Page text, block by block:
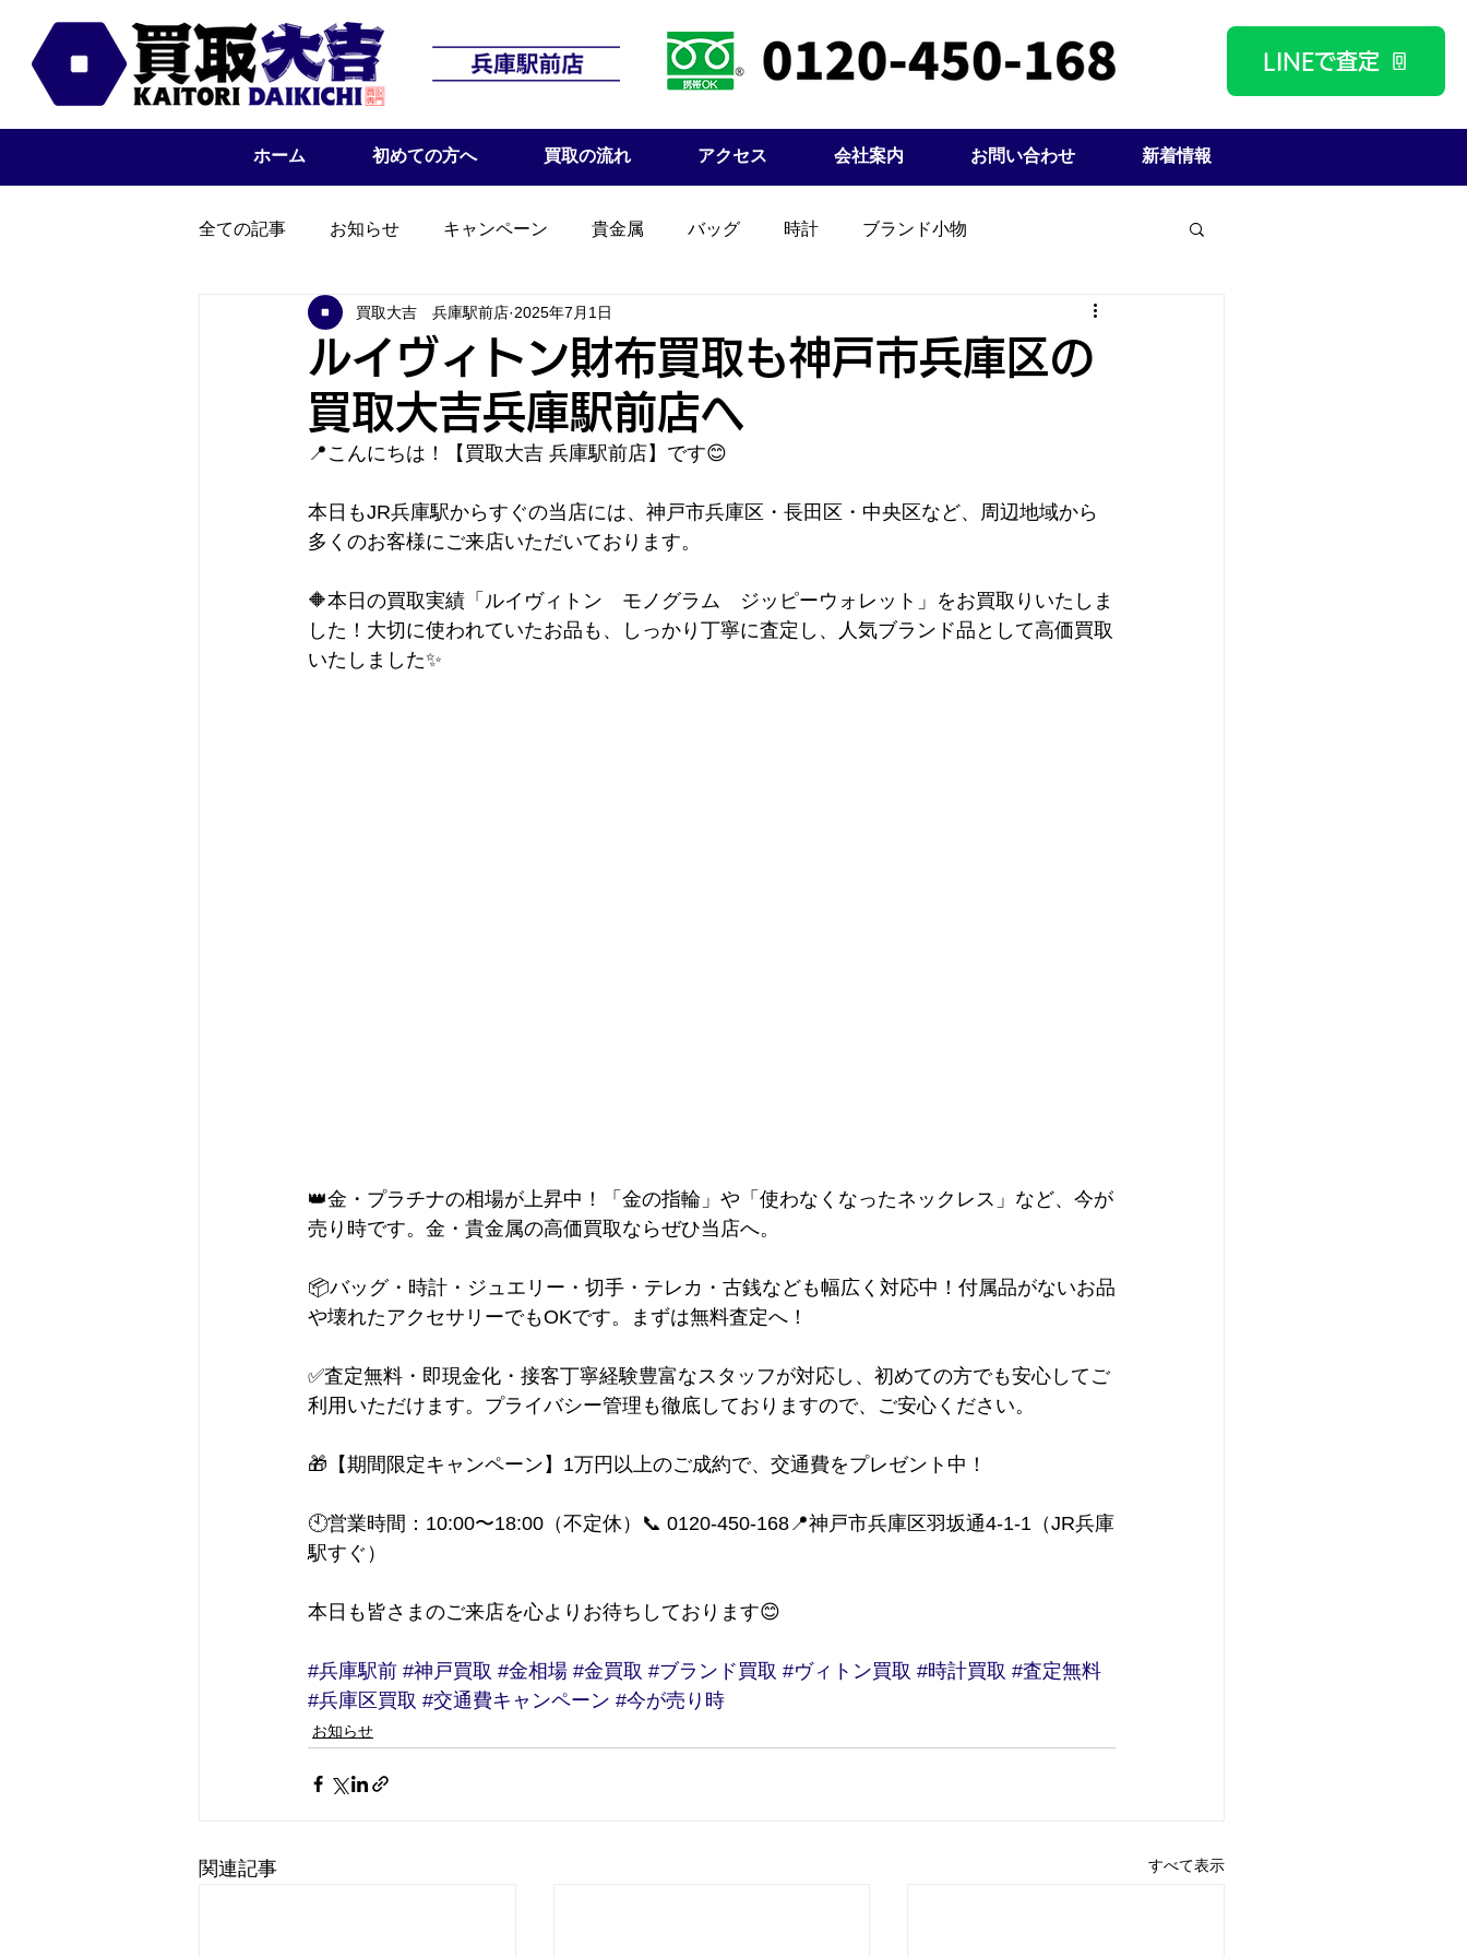
LINEで査定
ホーム 初めての方へ 買取の流れ アクセス 会社案内 お問い合わせ 新着情報
全ての記事 お知らせ キャンペーン 貴金属 バッグ 時計 ブランド小物
ルイヴィトン財布買取も神戸市兵庫区の
買取大吉兵庫駅前店へ
買取大吉 兵庫駅前店 2025年7月1日
📍こんにちは！【買取大吉 兵庫駅前店】です😊
本日もJR兵庫駅からすぐの当店には、神戸市兵庫区・長田区・中央区など、周辺地域から
多くのお客様にご来店いただいております。
🔶本日の買取実績「ルイヴィトン　モノグラム　ジッピーウォレット」をお買取りいたしま
した！大切に使われていたお品も、しっかり丁寧に査定し、人気ブランド品として高価買取
いたしました✨
👑金・プラチナの相場が上昇中！「金の指輪」や「使わなくなったネックレス」など、今が
売り時です。金・貴金属の高価買取ならぜひ当店へ。
📦バッグ・時計・ジュエリー・切手・テレカ・古銭なども幅広く対応中！付属品がないお品
や壊れたアクセサリーでもOKです。まずは無料査定へ！
✅査定無料・即現金化・接客丁寧経験豊富なスタッフが対応し、初めての方でも安心してご
利用いただけます。プライバシー管理も徹底しておりますので、ご安心ください。
🎁【期間限定キャンペーン】1万円以上のご成約で、交通費をプレゼント中！
🕙営業時間：10:00〜18:00（不定休）📞 0120-450-168📍神戸市兵庫区羽坂通4-1-1（JR兵庫
駅すぐ）
本日も皆さまのご来店を心よりお待ちしております😊
#兵庫駅前 #神戸買取 #金相場 #金買取 #ブランド買取 #ヴィトン買取 #時計買取 #査定無料
#兵庫区買取 #交通費キャンペーン #今が売り時
お知らせ
関連記事 すべて表示